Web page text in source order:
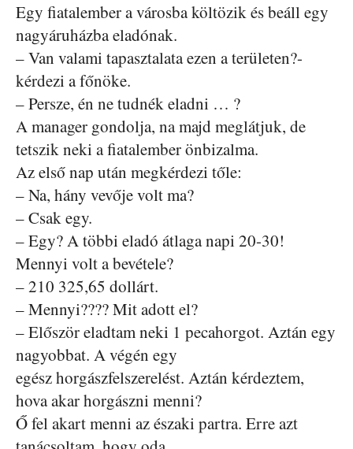
Egy fiatalember a városba költözik és beáll egy
nagyáruházba eladónak.
– Van valami tapasztalata ezen a területen?-
kérdezi a főnöke.
– Persze, én ne tudnék eladni … ?
A manager gondolja, na majd meglátjuk, de
tetszik neki a fiatalember önbizalma.
Az első nap után megkérdezi tőle:
– Na, hány vevője volt ma?
– Csak egy.
– Egy? A többi eladó átlaga napi 20-30!
Mennyi volt a bevétele?
– 210 325,65 dollárt.
– Mennyi???? Mit adott el?
– Először eladtam neki 1 pecahorgot. Aztán egy
nagyobbat. A végén egy
egész horgászfelszerelést. Aztán kérdeztem,
hova akar horgászni menni?
Ő fel akart menni az északi partra. Erre azt